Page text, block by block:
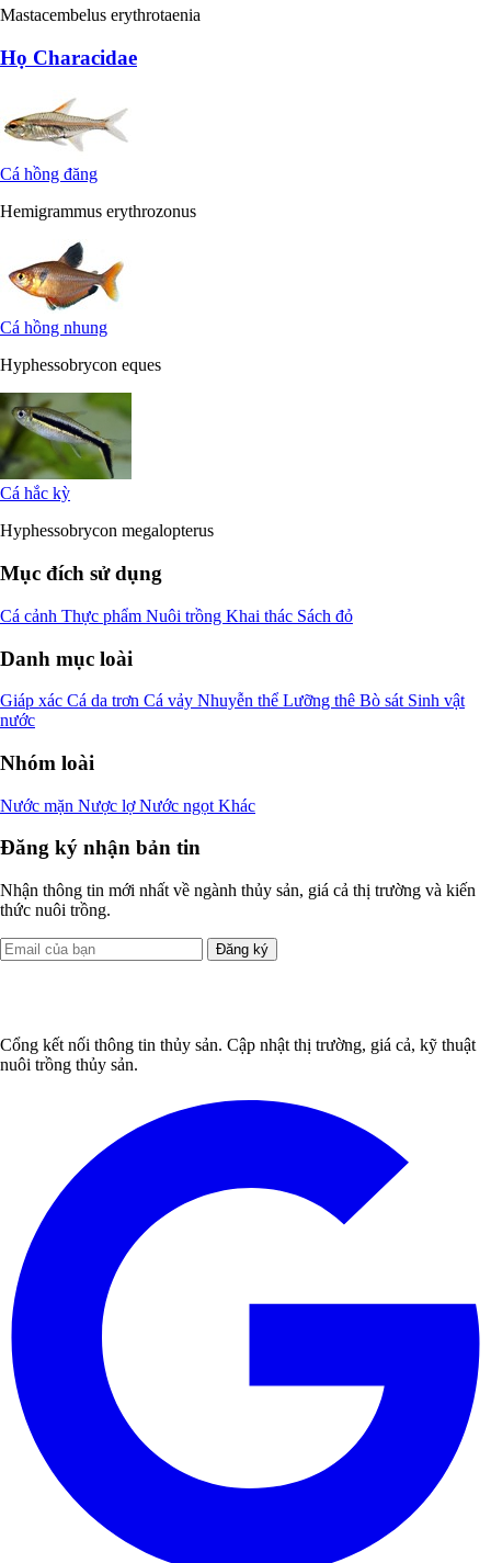
Mastacembelus erythrotaenia
Họ Characidae
Cá hồng đăng
Hemigrammus erythrozonus
Cá hồng nhung
Hyphessobrycon eques
Cá hắc kỳ
Hyphessobrycon megalopterus
Mục đích sử dụng
Cá cảnh Thực phẩm Nuôi trồng Khai thác Sách đỏ
Danh mục loài
Giáp xác Cá da trơn Cá vảy Nhuyễn thể Lưỡng thê Bò sát Sinh vật
nước
Nhóm loài
Nước mặn Nược lợNước ngọt Khác
Đăng ký nhận bản tin
Nhận thông tin mới nhất về ngành thủy sản, giá cả thị trường và kiến
thức nuôi trồng.
Đăng ký
Cổng kết nối thông tin thủy sản. Cập nhật thị trường, giá cả, kỹ thuật
nuôi trồng thủy sản.